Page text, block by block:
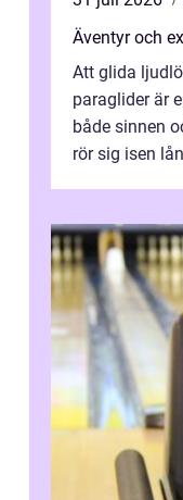
Äventyr och
Att glida
paraglider är
både sinnen
rör sig isen